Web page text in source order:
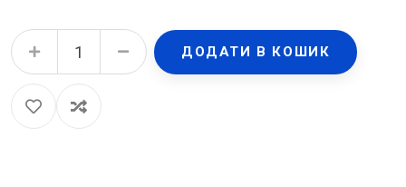
Супрастин розчин д/ін. 20 мг/мл по 1 мл №5 в амп. quantity
ДОДАТИ В КОШИК